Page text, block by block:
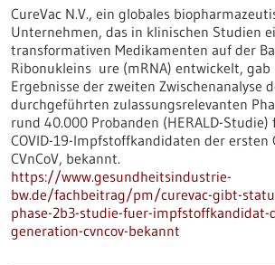
CureVac N.V., ein globales
Unternehmen, das in klinischen Studien
transformativen Medikamenten auf der
Ribonukleins ure (mRNA) entwickelt, gab
Ergebnisse der zweiten Zwischenanalyse
durchgeführten zulassungsrelevanten
rund 40.000 Probanden (HERALD-Studie)
COVID-19-Impfstoffkandidaten der ersten
CVnCoV, bekannt.
https://www.gesundheitsindustrie-
bw.de/fachbeitrag/pm/curevac-gibt-
phase-2b3-studie-fuer-impfstoffkandidat-
generation-cvncov-bekannt